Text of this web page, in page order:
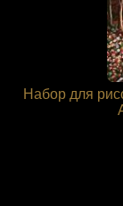
Набор для